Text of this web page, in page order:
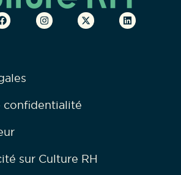
confidentialité
sur Culture RH